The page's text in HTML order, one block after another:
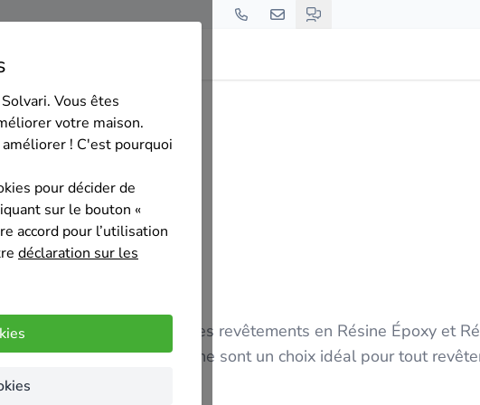
Vous êtes
votre maison.
! C'est pourquoi
pour décider de
sur le bouton «
accord pour l’utilisation
déclaration sur les
Concept Résine Sol
spécialisée dans les revêtements en Résine Époxy et
sols en Résine sont un choix idéal pour tout revêtement